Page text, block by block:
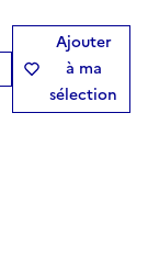
Ajouter
à ma
sélection